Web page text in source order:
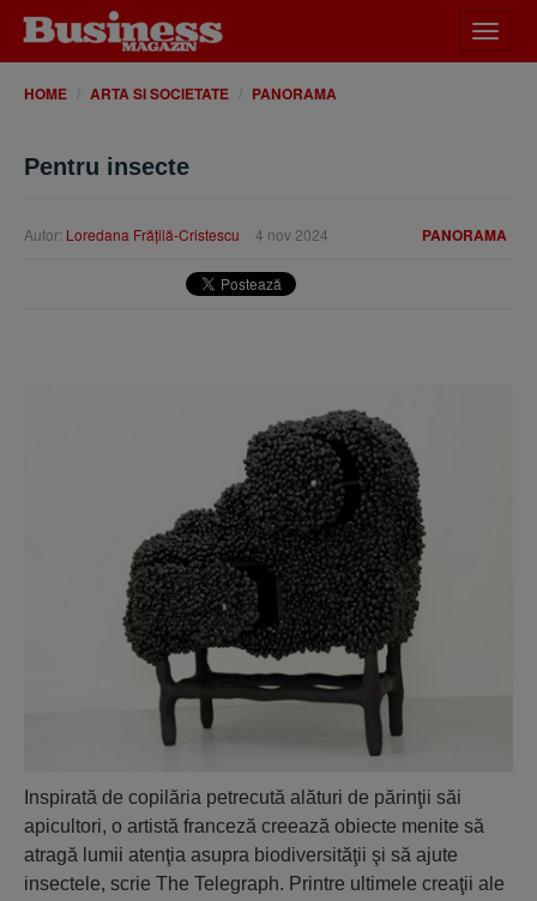
meniu
HOME ARTA SI SOCIETATE PANORAMA
Pentru insecte
PANORAMA
Autor: Loredana Frăţilă-Cristescu 4 nov 2024
Inspirată de copilăria petrecută alături de părinţii săi
apicultori, o artistă franceză creează obiecte menite să
atragă lumii atenţia asupra biodiversităţii şi să ajute
insectele, scrie The Telegraph. Printre ultimele creaţii ale